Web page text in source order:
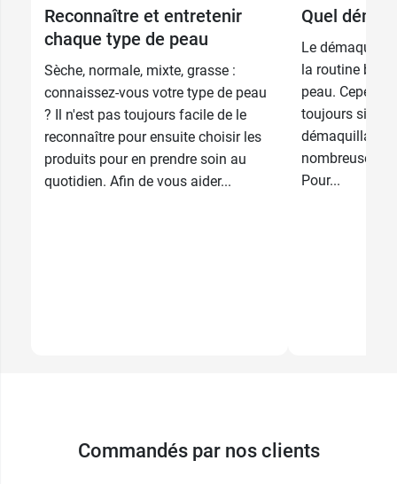
Reconnaître et entretenir
chaque type de peau
Sèche, normale, mixte, grasse :
connaissez-vous votre type de peau
? Il n'est pas toujours facile de le
reconnaître pour ensuite choisir les
produits pour en prendre soin au
quotidien. Afin de vous aider...
Quel
Le
la routine
peau.
toujours
démaquillant
nombreuses
Pour...
Commandés par nos clients